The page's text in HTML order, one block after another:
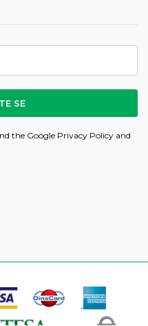
SE
the Google Privacy Policy and